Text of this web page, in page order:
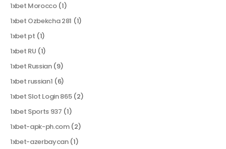
1xbet Morocco(1)
1xbet Ozbekcha 281 (1)
1xbet pt (1)
1xbet RU (1)
1xbet Russian(9)
1xbet russian1 (6)
1xbet Slot Login 865(2)
1xbet Sports 937 (1)
1xbet-apk-ph.com(2)
1xbet-azerbaycan(1)